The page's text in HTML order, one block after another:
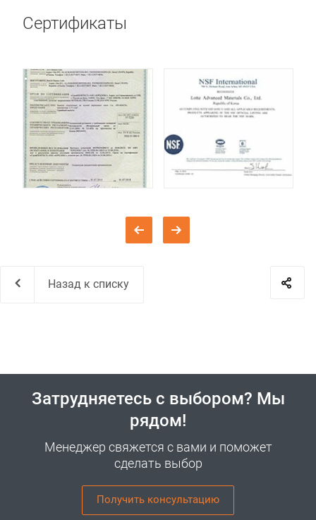
Сертификаты
Назад к списку
Затрудняетесь с выбором? Мы
рядом!
Менеджер свяжется с вами и поможет
сделать выбор
Получить консультацию